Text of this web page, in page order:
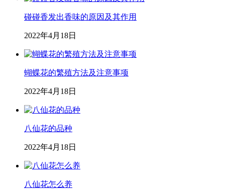
碰碰香发出香味的原因及其作用
2022年4月18日
蝴蝶花的繁殖方法及注意事项
2022年4月18日
八仙花的品种
2022年4月18日
八仙花怎么养